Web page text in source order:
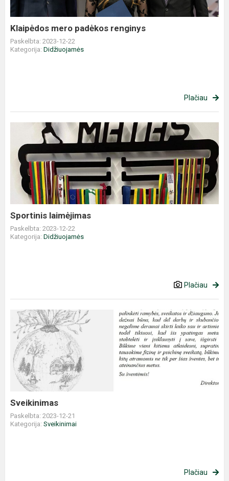
Klaipėdos mero padėkos renginys
Paskelbta: 2023-12-22
Kategorija: Didžiuojamės
Plačiau
laimėjimas
Sportinis laimėjimas
Paskelbta: 2023-12-22
Kategorija: Didžiuojamės
Plačiau
Sveikinimas
Sveikinimas
Paskelbta: 2023-12-21
Kategorija: Sveikinimai
Plačiau